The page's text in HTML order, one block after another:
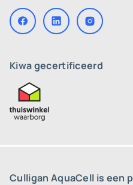
Kiwa gecertificeerd
Culligan AquaCell is een